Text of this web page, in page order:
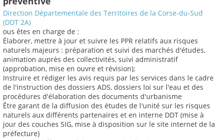
Direction Départementale des Territoires de la Corse-du-Sud
(DDT 2A)
ous êtes en charge de :
Élaborer, mettre à jour et suivre les PPR relatifs aux risques
naturels majeurs : préparation et suivi des marchés d'études,
animation auprès des collectivités, suivi administratif
(approbation, mise en ouvre et révision);
Instruire et rédiger les avis requis par les services dans le cadre
de l'instruction des dossiers ADS, dossiers loi sur l'eau et des
procédures d'élaboration des documents d'urbanisme
Être garant de la diffusion des études de l'unité sur les risques
naturels aux différents partenaires et en interne DDT (mise à
jour des couches SIG, mise à disposition sur le site internet de la
préfecture)